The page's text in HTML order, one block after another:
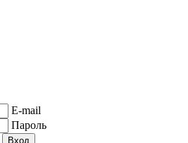
E-mail
Пароль
Вход